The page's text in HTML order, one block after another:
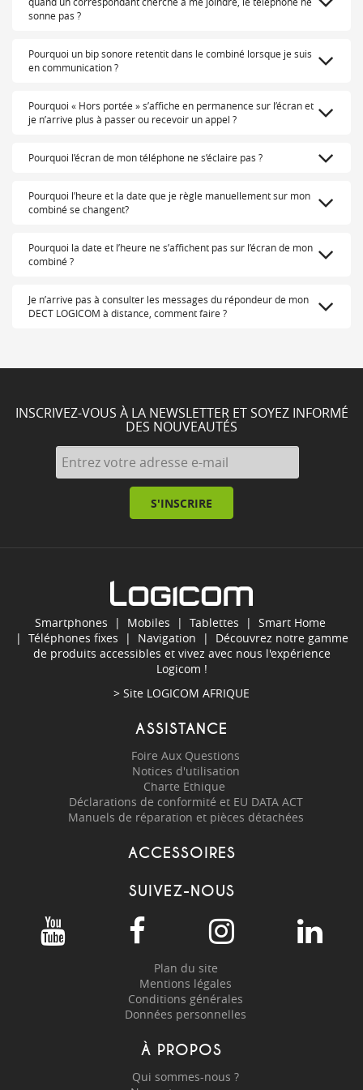
sonne pas ?
Pourquoi un bip sonore retentit dans le combiné lorsque je suis
en communication ?
Pourquoi « Hors portée » s’affiche en permanence sur l’écran et
je n’arrive plus à passer ou recevoir un appel ?
Pourquoi l’écran de mon téléphone ne s’éclaire pas ?
Pourquoi l’heure et la date que je règle manuellement sur mon
combiné se changent?
Pourquoi la date et l’heure ne s’affichent pas sur l’écran de mon
combiné ?
Je n’arrive pas à consulter les messages du répondeur de mon
DECT LOGICOM à distance, comment faire ?
INSCRIVEZ-VOUS À LA NEWSLETTER ET SOYEZ INFORMÉ
DES NOUVEAUTÉS
S'INSCRIRE
Smartphones | Mobiles | Tablettes | Smart Home
| Téléphones fixes | Navigation | Découvrez notre gamme
de produits accessibles et vivez avec nous l'expérience
Logicom !
> Site LOGICOM AFRIQUE
ASSISTANCE
Foire Aux Questions
Notices d'utilisation
Charte Ethique
Déclarations de conformité et EU DATA ACT
Manuels de réparation et pièces détachées
ACCESSOIRES
SUIVEZ-NOUS
Plan du site
Mentions légales
Conditions générales
Données personnelles
À PROPOS
Qui sommes-nous ?